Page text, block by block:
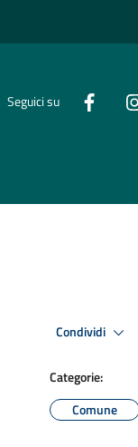
Seguici su
Condividi
Categorie:
Comune